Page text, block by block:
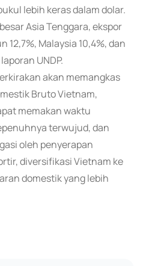
lebih keras dalam dolar.
Asia Tenggara, ekspor
12,7%, Malaysia 10,4%, dan
UNDP.
akan memangkas
Bruto Vietnam,
memakan waktu
terwujud, dan
oleh penyerapan
diversifikasi Vietnam ke
domestik yang lebih